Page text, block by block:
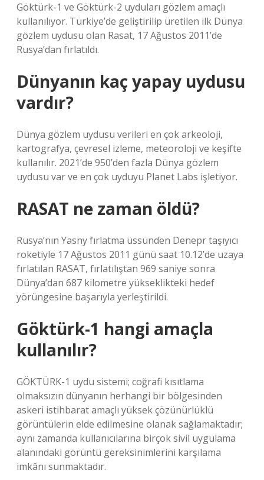
Göktürk-1 ve Göktürk-2 uyduları gözlem amaçlı
kullanılıyor. Türkiye’de geliştirilip üretilen ilk Dünya
gözlem uydusu olan Rasat, 17 Ağustos 2011’de
Rusya’dan fırlatıldı.
Dünyanın kaç yapay uydusu
vardır?
Dünya gözlem uydusu verileri en çok arkeoloji,
kartografya, çevresel izleme, meteoroloji ve keşifte
kullanılır. 2021’de 950’den fazla Dünya gözlem
uydusu var ve en çok uyduyu Planet Labs işletiyor.
RASAT ne zaman öldü?
Rusya’nın Yasny fırlatma üssünden Denepr taşıyıcı
roketiyle 17 Ağustos 2011 günü saat 10.12’de uzaya
fırlatılan RASAT, fırlatılıştan 969 saniye sonra
Dünya’dan 687 kilometre yükseklikteki hedef
yörüngesine başarıyla yerleştirildi.
Göktürk-1 hangi amaçla
kullanılır?
GÖKTÜRK-1 uydu sistemi; coğrafi kısıtlama
olmaksızın dünyanın herhangi bir bölgesinden
askeri istihbarat amaçlı yüksek çözünürlüklü
görüntülerin elde edilmesine olanak sağlamaktadır;
aynı zamanda kullanıcılarına birçok sivil uygulama
alanındaki görüntü gereksinimlerini karşılama
imkânı sunmaktadır.